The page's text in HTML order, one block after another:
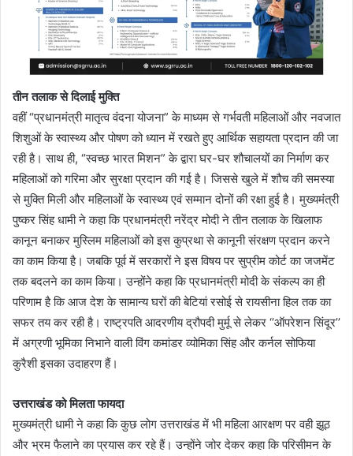
तीन तलाक से दिलाई मुक्ति
वहीं “प्रधानमंत्री मातृत्व वंदना योजना” के माध्यम से गर्भवती महिलाओं और नवजात
शिशुओं के स्वास्थ्य और पोषण को ध्यान में रखते हुए आर्थिक सहायता प्रदान की जा
रही है। साथ ही, “स्वच्छ भारत मिशन” के द्वारा घर-घर शौचालयों का निर्माण कर
महिलाओं को गरिमा और सुरक्षा प्रदान की गई है। जिससे खुले में शौच की समस्या
से मुक्ति मिली और महिलाओं के स्वास्थ्य एवं सम्मान दोनों की रक्षा हुई है। मुख्यमंत्री
पुष्कर सिंह धामी ने कहा कि प्रधानमंत्री नरेंद्र मोदी ने तीन तलाक के खिलाफ
कानून बनाकर मुस्लिम महिलाओं को इस कुप्रथा से कानूनी संरक्षण प्रदान करने
का काम किया है। जबकि पूर्व में सरकारों ने इस विषय पर सुप्रीम कोर्ट का जजमेंट
तक बदलने का काम किया। उन्होंने कहा कि प्रधानमंत्री मोदी के संकल्प का ही
परिणाम है कि आज देश के सामान्य घरों की बेटियां रसोई से रायसीना हिल तक का
सफर तय कर रही है। राष्ट्रपति आदरणीय द्रौपदी मुर्मू से लेकर ‘’ऑपरेशन सिंदूर’’
में अग्रणी भूमिका निभाने वाली विंग कमांडर व्योमिका सिंह और कर्नल सोफिया
कुरैशी इसका उदाहरण हैं।
उत्तराखंड को मिलता फायदा
मुख्यमंत्री धामी ने कहा कि कुछ लोग उत्तराखंड में भी महिला आरक्षण पर वही झूठ
और भ्रम फैलाने का प्रयास कर रहे हैं। उन्होंने जोर देकर कहा कि परिसीमन के